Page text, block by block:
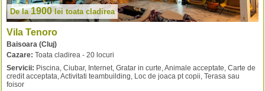
De la1900 lei toata cladirea
Vila Tenoro
Baisoara (Cluj)
Cazare: Toata cladirea - 20 locuri
Servicii: Piscina, Ciubar, Internet, Gratar in curte, Animale acceptate, Carte de
credit acceptata, Activitati teambuilding, Loc de joaca pt copii, Terasa sau
foisor